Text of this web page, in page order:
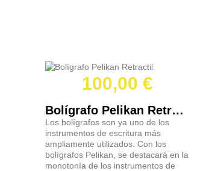
100,00 €
Bolígrafo Pelikan Retráctil
Los bolígrafos son ya uno de los
instrumentos de escritura más
ampliamente utilizados. Con los
bolígrafos Pelikan, se destacará en la
monotonía de los instrumentos de